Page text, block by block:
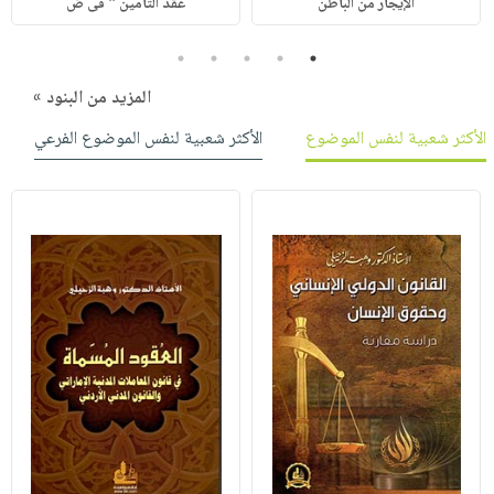
1
2
3
4
5
المزيد من البنود »
الأكثر شعبية لنفس الموضوع
الأكثر شعبية لنفس الموضوع الفرعي